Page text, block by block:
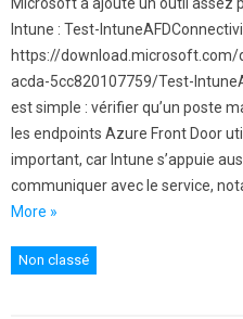
Intune : Test-
https://
acda-5cc820107759/Test-
est simple : vérifier qu’un poste
les endpoints Azure Front Door
important, car Intune s’appuie
communiquer avec le service,
More »
Non classé